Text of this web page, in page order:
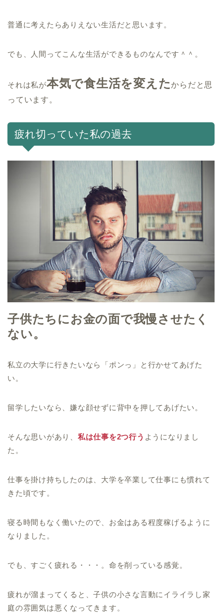
普通に考えたらありえない生活だと思います。
でも、人間ってこんな生活ができるものなんです＾＾。
それは私が本気で食生活を変えたからだと思
っています。
疲れ切っていた私の過去
子供たちにお金の面で我慢させたく
ない。
私立の大学に行きたいなら「ポンっ」と行かせてあげた
い。
留学したいなら、嫌な顔せずに背中を押してあげたい。
そんな思いがあり、 私は仕事を2つ行う ようになりまし
た。
仕事を掛け持ちしたのは、大学を卒業して仕事にも慣れて
きた頃です。
寝る時間もなく働いたので、お金はある程度稼げるように
なりました。
でも、すごく疲れる・・・。命を削っている感覚。
疲れが溜まってくると、子供の小さな言動にイライラ し家
庭の雰囲気は悪くなってきます。